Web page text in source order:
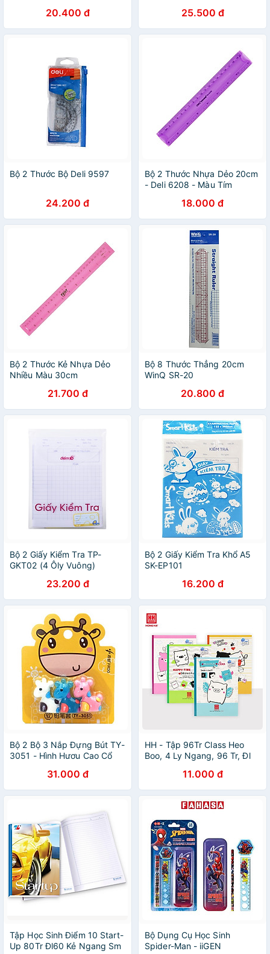
20.400 đ 25.500 đ
Bộ 2 Thước Bộ Deli 9597
24.200 đ
Bộ 2 Thước Nhựa Dẻo 20cm
- Deli 6208 - Màu Tím
18.000 đ
Bộ 2 Thước Kẻ Nhựa Dẻo
Nhiều Màu 30cm
21.700 đ
Bộ 8 Thước Thẳng 20cm
WinQ SR-20
20.800 đ
Bộ 2 Giấy Kiểm Tra TP-
GKT02 (4 Ôly Vuông)
23.200 đ
Bộ 2 Giấy Kiểm Tra Khổ A5
SK-EP101
16.200 đ
Bộ 2 Bộ 3 Nắp Đựng Bút TY-
3051 - Hình Hươu Cao Cổ
31.000 đ
HH - Tập 96Tr Class Heo
Boo, 4 Ly Ngang, 96 Tr, Đl
Mẫu Ngẫu Nhiên)
11.000 đ
Tập Học Sinh Điểm 10 Start-
Up 80Tr Đl60 Kẻ Ngang Sm
Bộ Dụng Cụ Học Sinh
Spider-Man - iiGEN